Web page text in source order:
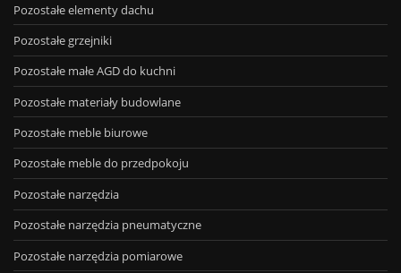
Pozostałe elementy dachu
Pozostałe grzejniki
Pozostałe małe AGD do kuchni
Pozostałe materiały budowlane
Pozostałe meble biurowe
Pozostałe meble do przedpokoju
Pozostałe narzędzia
Pozostałe narzędzia pneumatyczne
Pozostałe narzędzia pomiarowe